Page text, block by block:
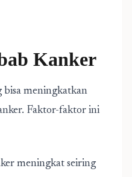
Kanker
bisa meningkatkan
Faktor-faktor ini
meningkat seiring